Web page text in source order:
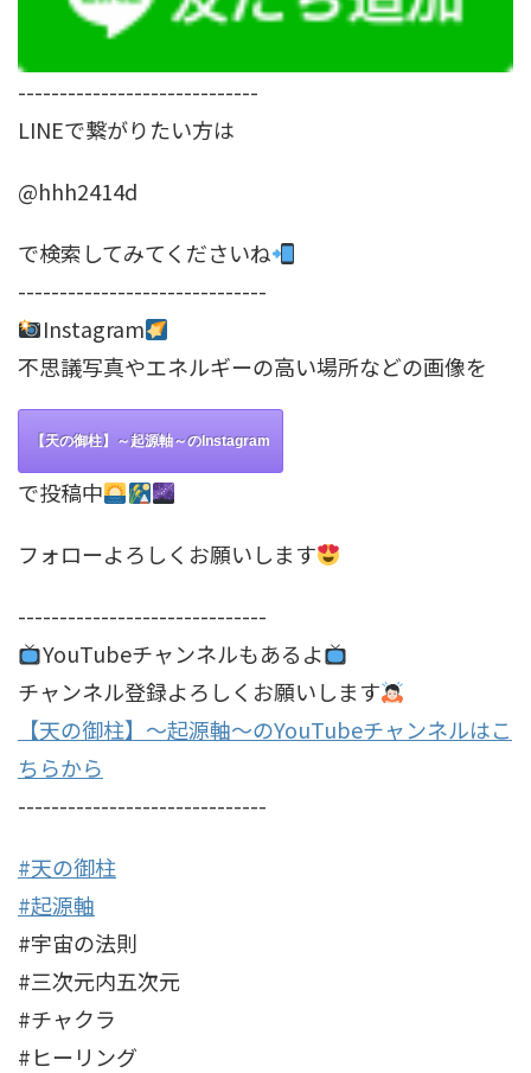
-----------------------------
LINEで繋がりたい方は
@hhh2414d
で検索してみてくださいね
------------------------------
Instagram
不思議写真やエネルギーの高い場所などの画像を
【天の御柱】～起源軸～のInstagram
で投稿中
フォローよろしくお願いします
------------------------------
YouTubeチャンネルもあるよ
チャンネル登録よろしくお願いします
【天の御柱】～起源軸～のYouTubeチャンネルはこ
ちらから
------------------------------
#天の御柱
#起源軸
#宇宙の法則
#三次元内五次元
#チャクラ
#ヒーリング